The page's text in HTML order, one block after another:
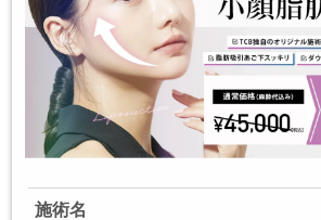
施術名